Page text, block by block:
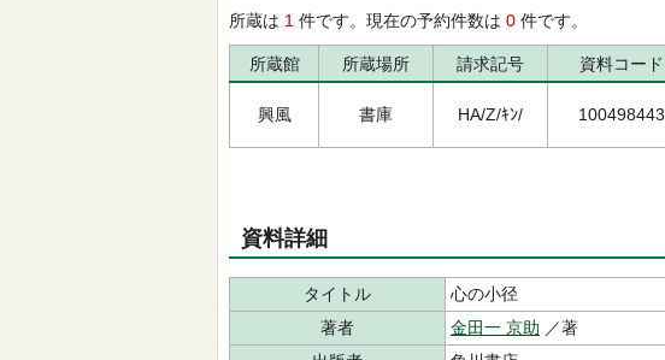
所蔵は 1 件です。現在の予約件数は 0 件です。
所蔵館 所蔵場所 請求記号 資料コード
興風 書庫 HA/Z/ｷﾝ/ 100498443
資料詳細
タイトル
心の小径
著者
金田一 京助 ／著